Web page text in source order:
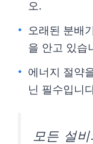
오.
오래된 분배
을 안고 있습
에너지 절약
닌 필수입니
모든 설